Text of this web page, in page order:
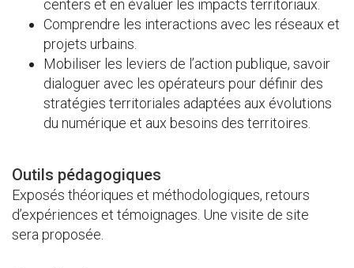
centers et en évaluer les impacts territoriaux.
Comprendre les interactions avec les réseaux et
projets urbains.
Mobiliser les leviers de l’action publique, savoir
dialoguer avec les opérateurs pour définir des
stratégies territoriales adaptées aux évolutions
du numérique et aux besoins des territoires.
Outils pédagogiques
Exposés théoriques et méthodologiques, retours
d’expériences et témoignages. Une visite de site
sera proposée.